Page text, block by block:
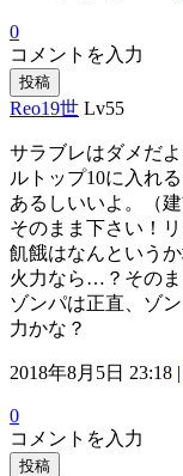
0
コメントを入力
投稿
Reo19世 Lv55
サラブレはダメだ
ルトップ10に入れ
あるしいいよ。（建
そのまま下さい！
飢餓はなんという
火力なら…？その
ゾンパは正直、ゾ
力かな？
2018年8月5日 23:18 |
0
コメントを入力
投稿